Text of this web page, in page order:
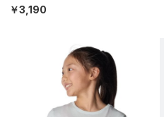
SEX）
￥3,190